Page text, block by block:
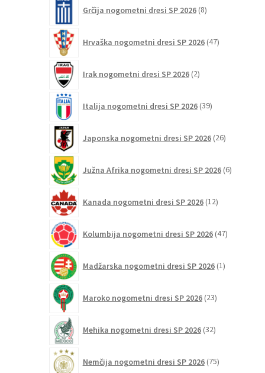
Grčija nogometni dresi SP 2026 8izdelkov
Hrvaška nogometni dresi SP 2026 47izdelkov
Irak nogometni dresi SP 2026 2izdelka
Italija nogometni dresi SP 2026 39izdelkov
Japonska nogometni dresi SP 2026 26izdelkov
Južna Afrika nogometni dresi SP 2026 6izdelkov
Kanada nogometni dresi SP 2026 12izdelkov
Kolumbija nogometni dresi SP 2026 47izdelkov
Madžarska nogometni dresi SP 2026 1izdelek
Maroko nogometni dresi SP 2026 23izdelkov
Mehika nogometni dresi SP 2026 32izdelkov
Nemčija nogometni dresi SP 2026 75izdelkov